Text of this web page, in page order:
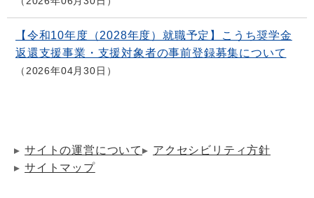
【令和10年度（2028年度）就職予定】こうち奨学金
返還支援事業・支援対象者の事前登録募集について
2026年04月30日
サイトの運営について
アクセシビリティ方針
サイトマップ